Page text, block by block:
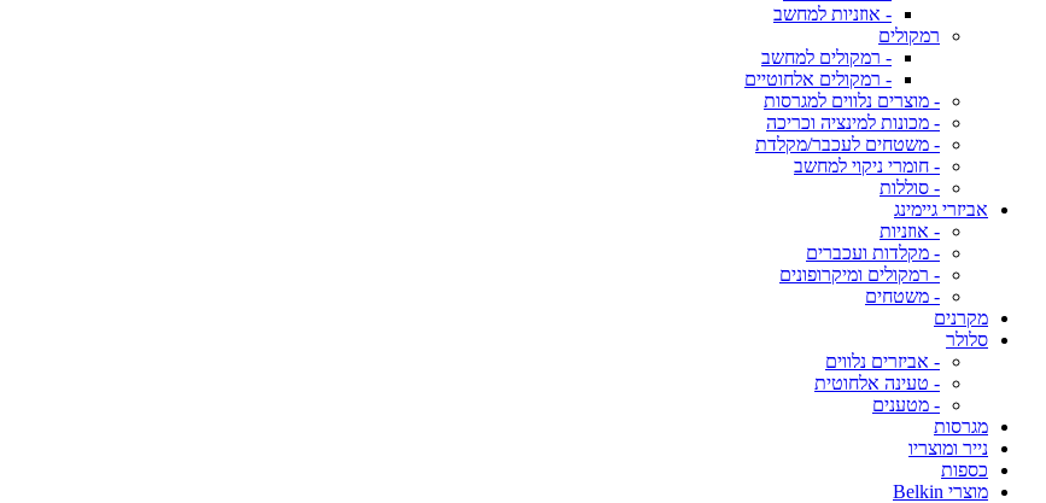
- אוזניות למחשב
רמקולים
- רמקולים למחשב
- רמקולים אלחוטיים
- מוצרים נלווים למגרסות
- מכונות למינציה וכריכה
- משטחים לעכבר/מקלדת
- חומרי ניקוי למחשב
- סוללות
אביזרי גיימינג
- אוזניות
- מקלדות ועכברים
- רמקולים ומיקרופונים
- משטחים
מקרנים
סלולר
- אביזרים נלווים
- טעינה אלחוטית
- מטענים
מגרסות
נייר ומוצריו
כספות
מוצרי Belkin